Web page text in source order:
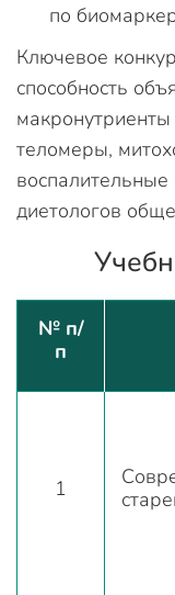
по
Ключевое
способность
теломеры,
диетологов
№ п/
п
1